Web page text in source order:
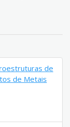
de
de Metais